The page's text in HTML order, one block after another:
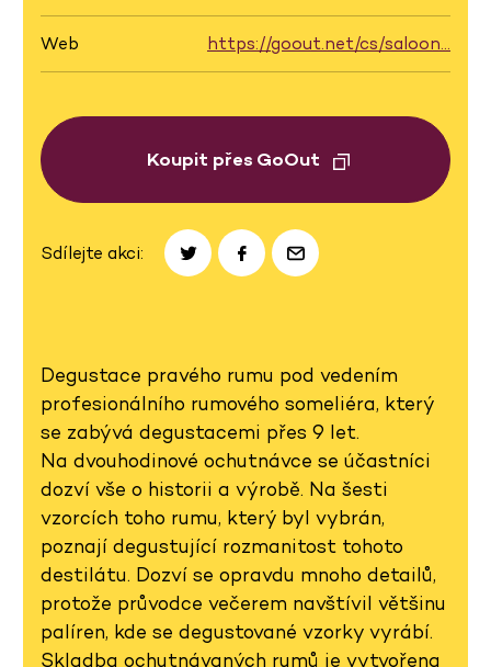
Web https://goout.net/cs/saloon…
Koupit přes GoOut
Sdílejte akci:
Degustace pravého rumu pod vedením
profesionálního rumového someliéra, který
se zabývá degustacemi přes 9 let.
Na dvouhodinové ochutnávce se účastníci
dozví vše o historii a výrobě. Na šesti
vzorcích toho rumu, který byl vybrán,
poznají degustující rozmanitost tohoto
destilátu. Dozví se opravdu mnoho detailů,
protože průvodce večerem navštívil většinu
palíren, kde se degustované vzorky vyrábí.
Skladba ochutnávaných rumů je vytvořena